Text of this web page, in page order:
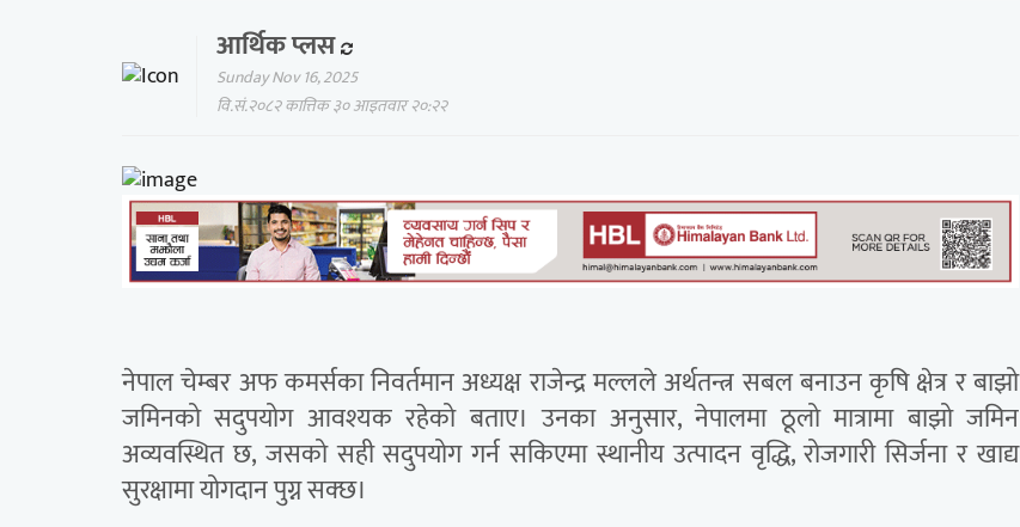
आर्थिक प्लस
Sunday Nov 16, 2025
वि.सं.२०८२ कात्तिक ३० आइतवार २०:२२
नेपाल चेम्बर अफ कमर्सका निवर्तमान अध्यक्ष राजेन्द्र मल्लले अर्थतन्त्र सबल बनाउन कृषि क्षेत्र र बाझो
जमिनको सदुपयोग आवश्यक रहेको बताए। उनका अनुसार, नेपालमा ठूलो मात्रामा बाझो जमिन
अव्यवस्थित छ, जसको सही सदुपयोग गर्न सकिएमा स्थानीय उत्पादन वृद्धि, रोजगारी सिर्जना र खाद्य
सुरक्षामा योगदान पुग्न सक्छ।